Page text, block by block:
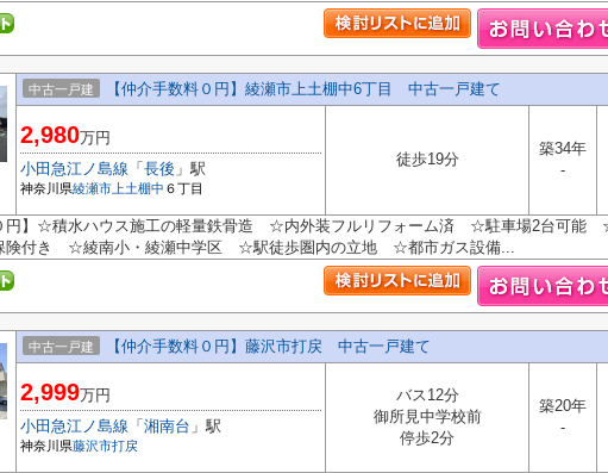
中古一戸建 【仲介手数料０円】綾瀬市上土棚中6丁目 中古一戸建て
2,980万円
小田急江ノ島線 「 長後 」駅
神奈川県綾瀬市 上土棚中 ６丁目
徒歩19分
築34年
-
０円】☆積水ハウス施工の軽量鉄骨造 ☆内外装フルリフォーム済 ☆駐車場2台可能
険付き ☆綾南小・綾瀬中学区 ☆駅徒歩圏内の立地 ☆都市ガス設備...
中古一戸建 【仲介手数料０円】藤沢市打戻 中古一戸建て
2,999万円
小田急江ノ島線 「 湘南台 」駅
神奈川県藤沢市打戻
バス12分
御所見中学校前
停歩2分
築20年
-